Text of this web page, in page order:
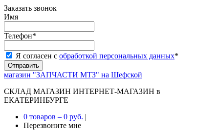
Заказать звонок
Имя
Телефон*
Я согласен с обработкой персональных данных*
магазин "ЗАПЧАСТИ МТЗ" на Шефской
СКЛАД МАГАЗИН ИНТЕРНЕТ-МАГАЗИН в
ЕКАТЕРИНБУРГЕ
0 товаров – 0 руб. |
Перезвоните мне